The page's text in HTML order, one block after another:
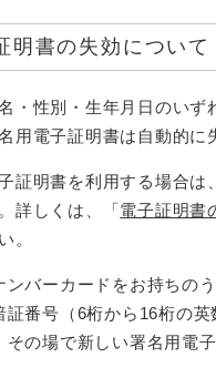
明書の失効について
・性別・生年月日のいず
用電子証明書は自動的に
証明書を利用する場合は
詳しくは、「電子証明書
。
ンバーカードをお持ちの
証番号（6桁から16桁の英
その場で新しい署名用電